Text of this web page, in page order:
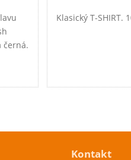
černá.
Klasický T-SHIRT.
Kontakt